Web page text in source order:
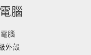
腦
腦
外殼